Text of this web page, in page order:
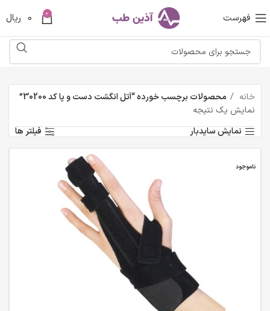
فهرست 0
0 ریال
خانه
محصولات برچسب خورده “آتل انگشت دست و پا کد 30200”
نمایش یک نتیجه
نمایش سایدبار
فیلتر ها
ناموجود